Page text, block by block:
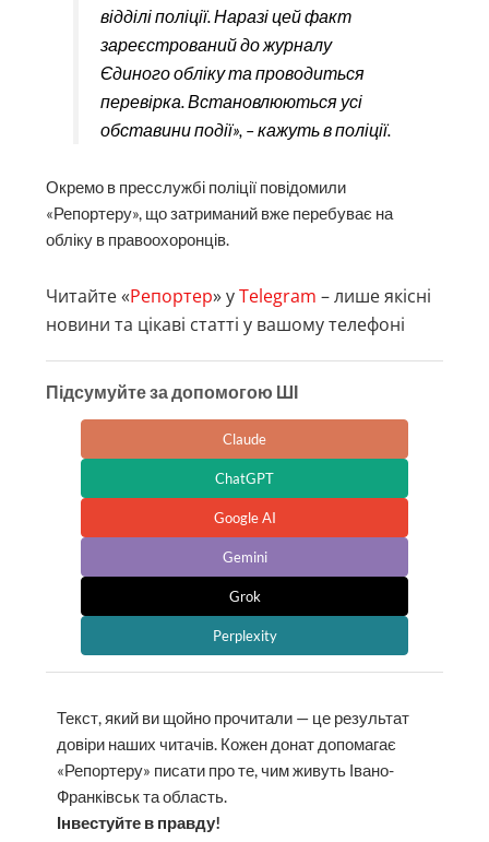
відділі поліції. Наразі цей факт
зареєстрований до журналу
Єдиного обліку та проводиться
перевірка. Встановлюються усі
обставини події», – кажуть в поліції.
Окремо в пресслужбі поліції повідомили
«Репортеру», що затриманий вже перебуває на
обліку в правоохоронців.
Читайте «Репортер» уTelegram – лише якісні
новини та цікаві статті у вашому телефоні
Підсумуйте за допомогою ШІ
Claude
ChatGPT
Google AI
Gemini
Grok
Perplexity
Текст, який ви щойно прочитали — це результат
довіри наших читачів. Кожен донат допомагає
«Репортеру» писати про те, чим живуть Івано-
Франківськ та область.
Інвестуйте в правду!